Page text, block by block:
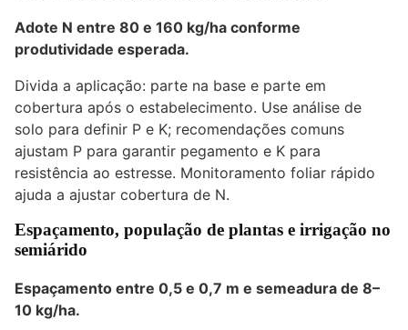
Adote N entre 80 e 160 kg/ha conforme
produtividade esperada.
Divida a aplicação: parte na base e parte em
cobertura após o estabelecimento. Use análise de
solo para definir P e K; recomendações comuns
ajustam P para garantir pegamento e K para
resistência ao estresse. Monitoramento foliar rápido
ajuda a ajustar cobertura de N.
Espaçamento, população de plantas e irrigação no
semiárido
Espaçamento entre 0,5 e 0,7 m e semeadura de 8–
10 kg/ha.